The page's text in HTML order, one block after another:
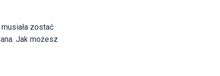
zostać
Jak możesz